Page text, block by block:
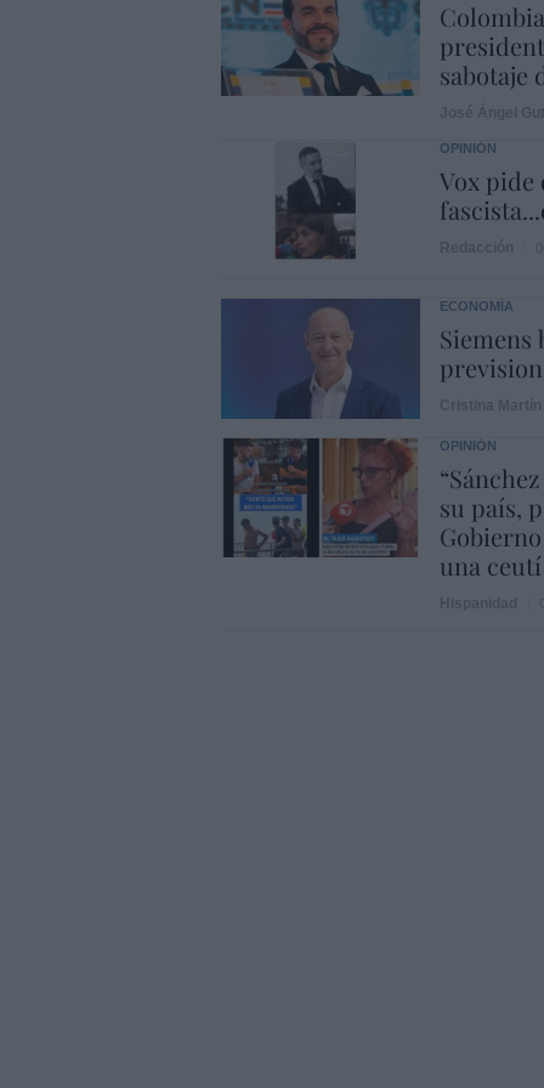
sabotaje
OPINIÓN
Vox pide
ECONOMÍA
Siemens
OPINIÓN
su país,
una ceutí